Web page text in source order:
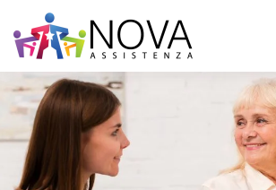
Skip to main content